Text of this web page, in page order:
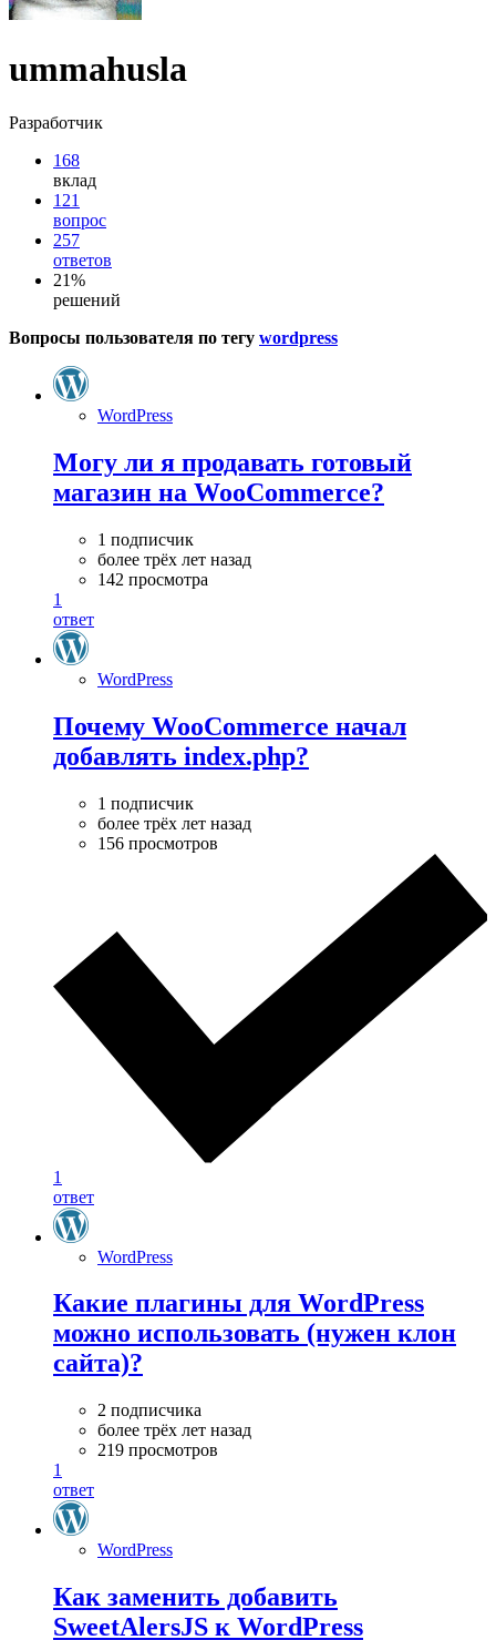
ummahusla
Разработчик
168
вклад
121
вопрос
257
ответов
21%
решений
Вопросы пользователя по тегу wordpress
WordPress
Могу ли я продавать готовый
магазин на WooCommerce?
1 подписчик
более трёх лет назад
142 просмотра
1
ответ
WordPress
Почему WooCommerce начал
добавлять index.php?
1 подписчик
более трёх лет назад
156 просмотров
1
ответ
WordPress
Какие плагины для WordPress
можно использовать (нужен клон
сайта)?
2 подписчика
более трёх лет назад
219 просмотров
1
ответ
WordPress
Как заменить добавить
SweetAlersJS к WordPress